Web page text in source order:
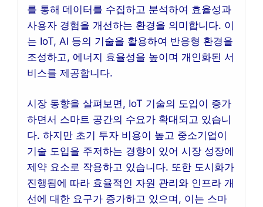
를 통해 데이터를 수집하고 분석하여 효율성과
사용자 경험을 개선하는 환경을 의미합니다. 이
는 IoT, AI 등의 기술을 활용하여 반응형 환경을
조성하고, 에너지 효율성을 높이며 개인화된 서
비스를 제공합니다.
시장 동향을 살펴보면, IoT 기술의 도입이 증가
하면서 스마트 공간의 수요가 확대되고 있습니
다. 하지만 초기 투자 비용이 높고 중소기업이
기술 도입을 주저하는 경향이 있어 시장 성장에
제약 요소로 작용하고 있습니다. 또한 도시화가
진행됨에 따라 효율적인 자원 관리와 인프라 개
선에 대한 요구가 증가하고 있으며, 이는 스마